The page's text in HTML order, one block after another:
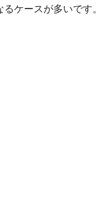
ケースが多いです。